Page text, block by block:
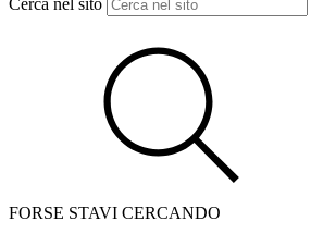
Cerca nel sito
FORSE STAVI CERCANDO